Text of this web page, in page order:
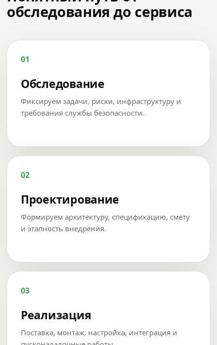
обследования до сервиса
01
Обследование
Фиксируем задачи, риски, инфраструктуру и
требования службы безопасности.
02
Проектирование
Формируем архитектуру, спецификацию, смету
и этапность внедрения.
03
Реализация
Поставка, монтаж, настройка, интеграция и